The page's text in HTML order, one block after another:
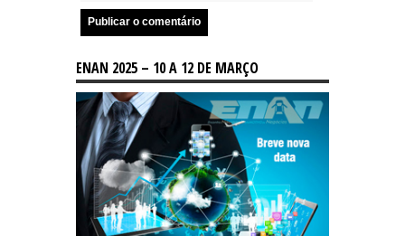
ENAN 2025 – 10 A 12 DE MARÇO